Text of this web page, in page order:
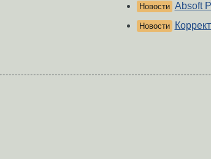
Новости Absoft
Новости